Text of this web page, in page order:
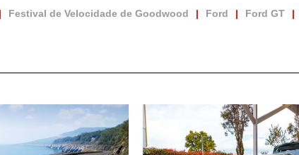
Festival de Velocidade de Goodwood Ford
Ford GT